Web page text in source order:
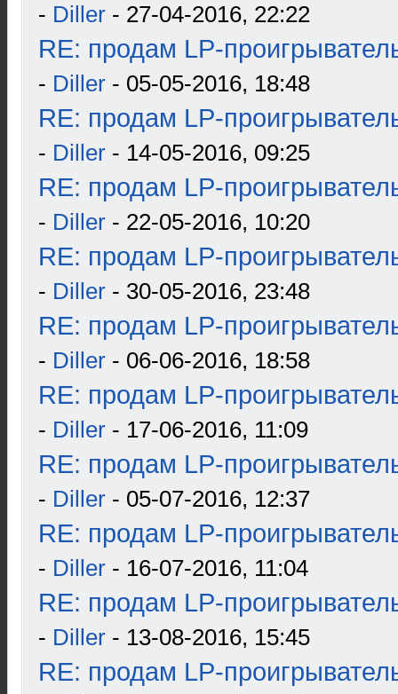
- Diller - 27-04-2016, 22:22
RE: продам LP-
- Diller - 05-05-2016, 18:48
RE: продам LP-
- Diller - 14-05-2016, 09:25
RE: продам LP-
- Diller - 22-05-2016, 10:20
RE: продам LP-
- Diller - 30-05-2016, 23:48
RE: продам LP-
- Diller - 06-06-2016, 18:58
RE: продам LP-
- Diller - 17-06-2016, 11:09
RE: продам LP-
- Diller - 05-07-2016, 12:37
RE: продам LP-
- Diller - 16-07-2016, 11:04
RE: продам LP-
- Diller - 13-08-2016, 15:45
RE: продам LP-